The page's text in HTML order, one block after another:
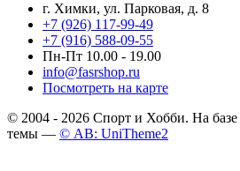
г. Химки, ул. Парковая, д. 8
+7 (926) 117-99-49
+7 (916) 588-09-55
Пн-Пт 10.00 - 19.00
info@fasrshop.ru
Посмотреть на карте
© 2004 - 2026 Спорт и Хобби. На базе
темы — © AB: UniTheme2